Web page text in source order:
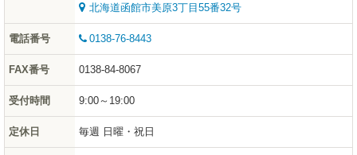
北海道函館市美原3丁目55番32号
電話番号 0138-76-8443
FAX番号 0138-84-8067
受付時間 9:00～19:00
定休日 毎週 日曜・祝日